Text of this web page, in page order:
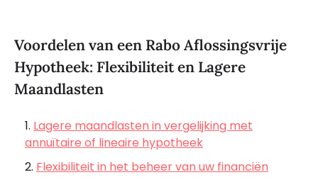
Voordelen van een Rabo Aflossingsvrije
Hypotheek: Flexibiliteit en Lagere
Maandlasten
Lagere maandlasten in vergelijking met
annuïtaire of lineaire hypotheek
Flexibiliteit in het beheer van uw financiën